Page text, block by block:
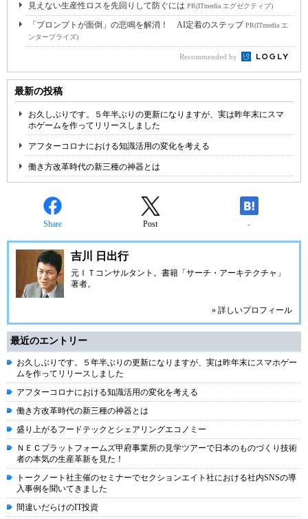
見えない生産性ロスを先回りして防ぐには PR(ITmedia エグゼクティブ)
「プロンプトが面倒」の悲鳴を解消！ AI定着のステップPR(ITmedia エ
ンタープライズ)
Recommended by
最新の投稿
お久しぶりです。５年半ぶりの更新になりますが、実は昨年末にスマ
ホゲームを作ってリリースしました
アフターコロナにおける知識活用の変化を考える
働き方改革時代の新三種の神器とは
Share Post -
吉川 日出行
元ＩＴコンサルタント。書籍「サーチ・アーキテクチャ」
著者。
» 詳しいプロフィール
最近のエントリー
お久しぶりです。５年半ぶりの更新になりますが、実は昨年末にスマホゲー
ムを作ってリリースしました
アフターコロナにおける知識活用の変化を考える
働き方改革時代の新三種の神器とは
盛り上がるフードテックとシェアリングエコノミー
ＮＥＣプラットフォームズ甲府事業所の見学ツアーで日本のものづくり技術
者の本気の生産革新を見た！
トークノート社主催のセミナーでセクションエイト社における社内SNSの導
入事例を聞いてきました
間違いだらけのIT投資